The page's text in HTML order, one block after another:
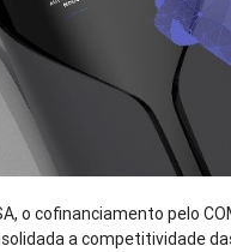
o cofinanciamento pelo
a competitividade